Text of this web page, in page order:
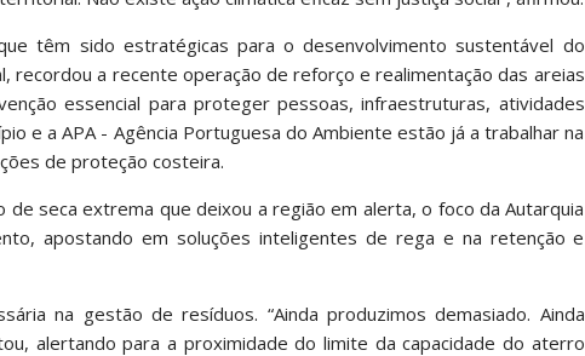
têm sido estratégicas para o desenvolvimento sustentável do
a recente operação de reforço e realimentação das areias
essencial para proteger pessoas, infraestruturas, atividades
e a APA - Agência Portuguesa do Ambiente estão já a trabalhar na
de proteção costeira.
seca extrema que deixou a região em alerta, o foco da Autarquia
apostando em soluções inteligentes de rega e na retenção e
na gestão de resíduos. “Ainda produzimos demasiado. Ainda
alertando para a proximidade do limite da capacidade do aterro